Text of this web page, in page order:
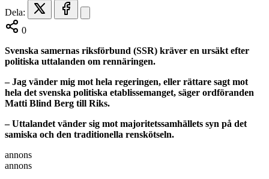
Dela:
0
Svenska samernas riksförbund (SSR) kräver en ursäkt efter
politiska uttalanden om rennäringen.
– Jag vänder mig mot hela regeringen, eller rättare sagt mot
hela det svenska politiska etablissemanget, säger ordföranden
Matti Blind Berg till Riks.
– Uttalandet vänder sig mot majoritetssamhällets syn på det
samiska och den traditionella renskötseln.
annons
annons